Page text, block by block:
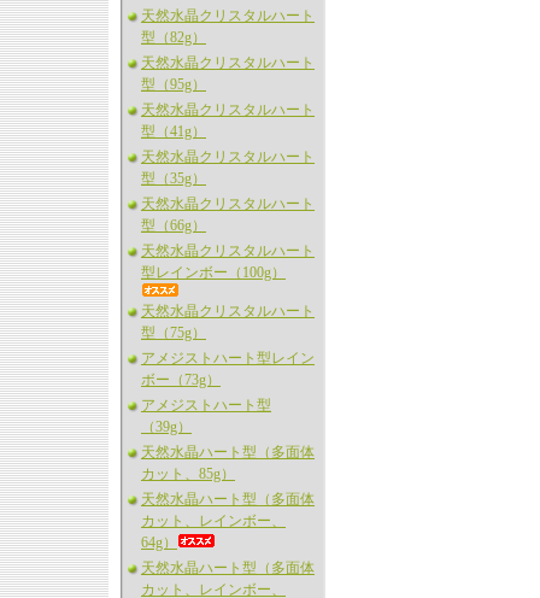
天然水晶クリスタルハート
型（82g）
天然水晶クリスタルハート
型（95g）
天然水晶クリスタルハート
型（41g）
天然水晶クリスタルハート
型（35g）
天然水晶クリスタルハート
型（66g）
天然水晶クリスタルハート
型レインボー（100g）
天然水晶クリスタルハート
型（75g）
アメジストハート型レイン
ボー（73g）
アメジストハート型
（39g）
天然水晶ハート型（多面体
カット、85g）
天然水晶ハート型（多面体
カット、レインボー、
64g）
天然水晶ハート型（多面体
カット、レインボー、